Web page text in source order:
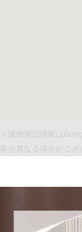
※建物周辺情報は
多少異なる場合がござ